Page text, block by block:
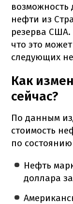
нефти из
резерва США.
что это
следующих
Как
сейчас?
По данным
стоимость
по
Нефть
доллара